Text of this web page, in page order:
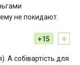
не покидают.
+
+15
А собівартість для